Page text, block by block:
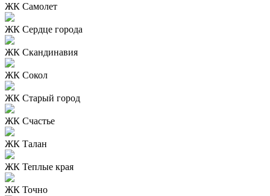
ЖК Самолет
ЖК Сердце города
ЖК Скандинавия
ЖК Сокол
ЖК Старый город
ЖК Счастье
ЖК Талан
ЖК Теплые края
ЖК Точно